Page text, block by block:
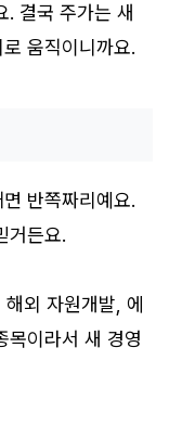
. 결국 주가는 새
움직이니까요.
반쪽짜리예요.
거든요.
외 자원개발, 에
목이라서 새 경영